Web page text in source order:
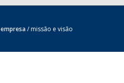
empresa/missão e visão